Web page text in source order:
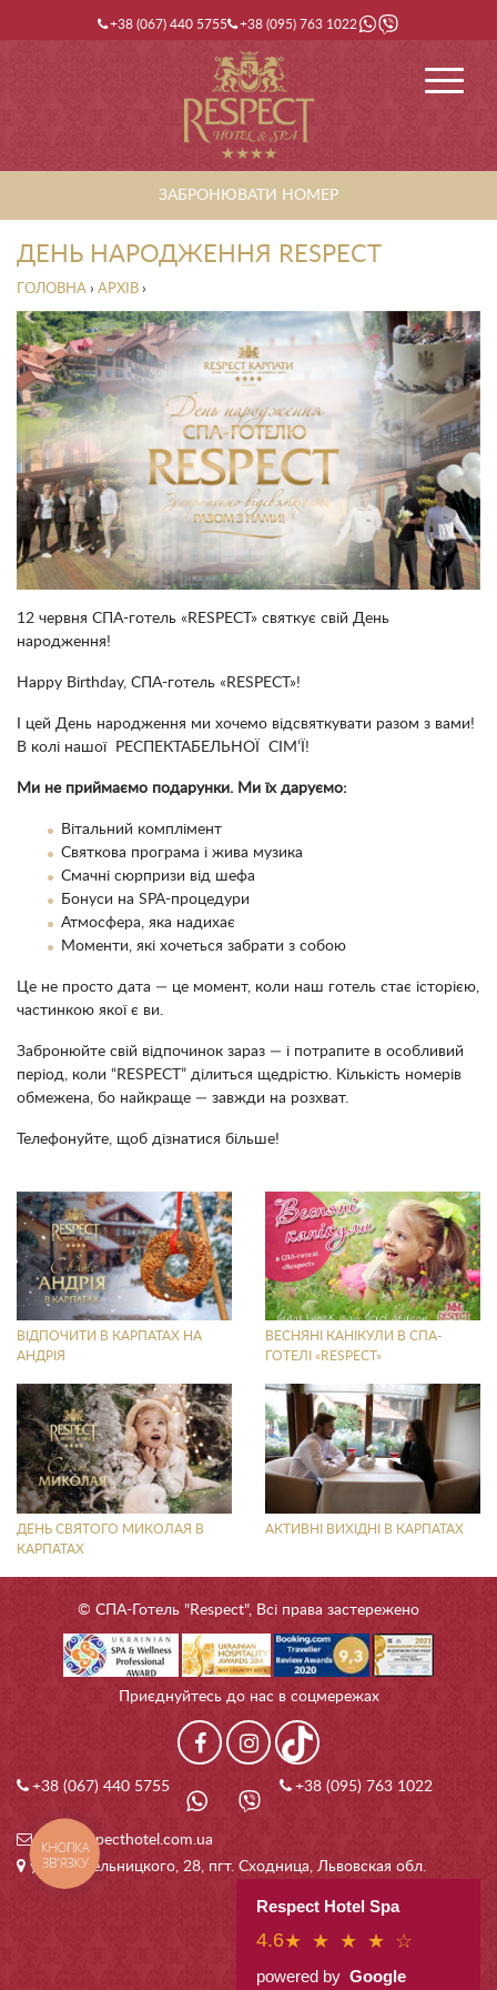
+38 (067) 440 5755 +38 (095) 763 1022
ЗАБРОНЮВАТИ НОМЕР
ДЕНЬ НАРОДЖЕННЯ RESPECT
ГОЛОВНА › АРХІВ ›
12 червня СПА-готель «RESPECT» святкує свій День
народження!
Happy Birthday, СПА-готель «RESPECT»!
І цей День народження ми хочемо відсвяткувати разом з вами!
В колі нашої РЕСПЕКТАБЕЛЬНОЇ СІМ’Ї!
Ми не приймаємо подарунки. Ми їх даруємо:
Вітальний комплімент
Святкова програма і жива музика
Смачні сюрпризи від шефа
Бонуси на SPA-процедури
Атмосфера, яка надихає
Моменти, які хочеться забрати з собою
Це не просто дата — це момент, коли наш готель стає історією,
частинкою якої є ви.
Забронюйте свій відпочинок зараз — і потрапите в особливий
період, коли “RESPECT” ділиться щедрістю. Кількість номерів
обмежена, бо найкраще — завжди на розхват.
Телефонуйте, щоб дізнатися більше!
ВІДПОЧИТИ В КАРПАТАХ НА
АНДРІЯ
ВЕСНЯНІ КАНІКУЛИ В СПА-
ГОТЕЛІ «RESPECT»
ДЕНЬ СВЯТОГО МИКОЛАЯ В
КАРПАТАХ
АКТИВНІ ВИХІДНІ В КАРПАТАХ
© СПА-Готель "Respect", Всі права застережено
Приєднуйтесь до нас в соцмережах
+38 (067) 440 5755 +38 (095) 763 1022
info@respecthotel.com.ua
ул. Б. Хмельницкого, 28, пгт. Сходница, Львовская обл.
Respect Hotel Spa
4.6★ ★ ★ ★ ☆
powered by Google
КНОПКА
ЗВ'ЯЗКУ